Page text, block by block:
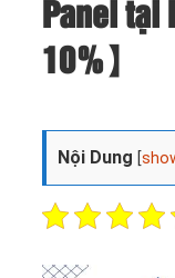
Panel tại
10%】
Nội Dung [